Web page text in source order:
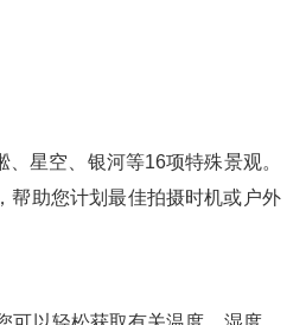
星空、银河等16项特殊景观。
帮助您计划最佳拍摄时机或户外